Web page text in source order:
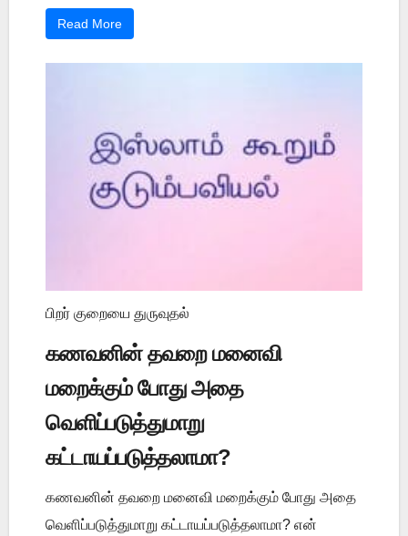
Read More
பிறர் குறையை துருவுதல்
கணவனின் தவறை மனைவி
மறைக்கும் போது அதை
வெளிப்படுத்துமாறு
கட்டாயப்படுத்தலாமா?
கணவனின் தவறை மனைவி மறைக்கும் போது அதை
வெளிப்படுத்துமாறு கட்டாயப்படுத்தலாமா? என்